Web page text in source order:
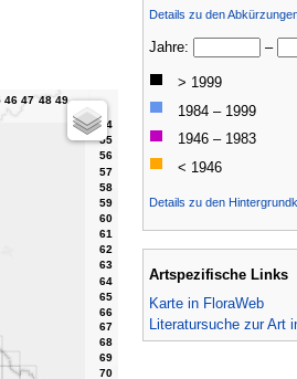
Details zu den
Jahre: –
> 1999
1984 – 1999
1946 – 1983
< 1946
Details zu den
Artspezifische Links
Karte in FloraWeb
Literatursuche zur Art